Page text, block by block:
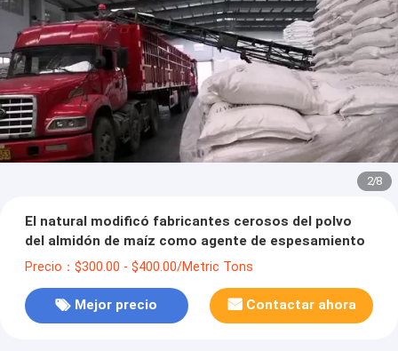
2/8
El natural modificó fabricantes cerosos del polvo
del almidón de maíz como agente de espesamiento
Precio：$300.00 - $400.00/Metric Tons
Mejor precio Contactar ahora